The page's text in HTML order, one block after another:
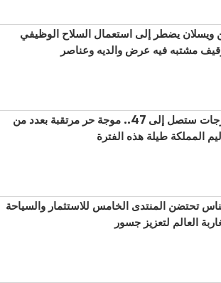
ويسلان يضطر إلى استعمال السلاح الوظيفي
مشتبه فيه عرض والديه وعناصر
بدرجات ستصل إلى 47.. موجة حر مرتقبة بعدد من
المملكة طيلة هذه الفترة
تحتضن المنتدى الخامس للاستثمار والسياحة
العالم لتعزيز جسور